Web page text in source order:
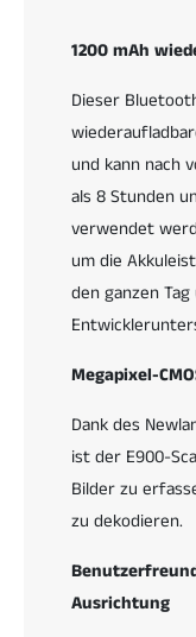
O
-
S
n
s
o
r
3
-
n
1
k
e
i
e
r
x
l
C
M
S
-
S
s
r
3
-
i
-
k
l
1200 mAh
Dieser
und kann nach
als 8 Stunden
verwendet
um die
den ganzen
Megapixel-
Dank des
ist der E900-
Bilder zu
zu dekodieren.
Ausrichtung